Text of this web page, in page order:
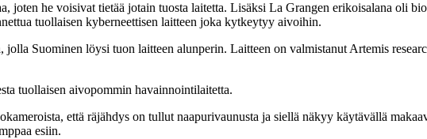
joten he voisivat tietää jotain tuosta laitetta. Lisäksi La Grangen erikoisalana oli
tuollaisen kyberneettisen laitteen joka kytkeytyy aivoihin.
Suominen löysi tuon laitteen alunperin. Laitteen on valmistanut Artemis
tuollaisen aivopommin havainnointilaitetta.
että räjähdys on tullut naapurivaunusta ja siellä näkyy käytävällä
esiin.